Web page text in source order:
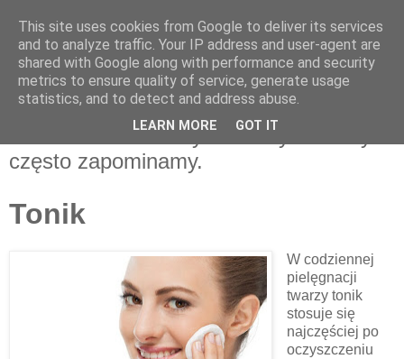
Tonik - niedoceniany kosmetyk o którym
często zapominamy.
Tonik
W codziennej
pielęgnacji
twarzy tonik
stosuje się
najczęściej po
oczyszczeniu
This site uses cookies from Google to deliver its services
and to analyze traffic. Your IP address and user-agent are
shared with Google along with performance and security
metrics to ensure quality of service, generate usage
statistics, and to detect and address abuse.
LEARN MORE GOT IT